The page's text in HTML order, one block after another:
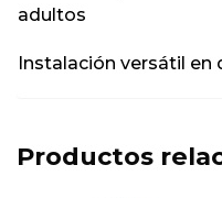
adultos
Instalación versátil en
Productos